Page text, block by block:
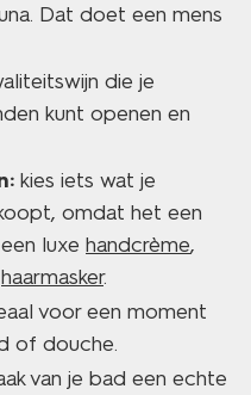
Dat doet een mens
die je
kunt openen en
kies iets wat je
omdat het een
luxe handcrème,
haarmasker.
voor een moment
of douche.
van je bad een echte